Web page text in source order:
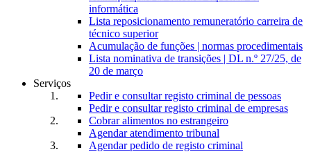
informática
Lista reposicionamento remuneratório carreira de
técnico superior
Acumulação de funções | normas procedimentais
Lista nominativa de transições | DL n.º 27/25, de
20 de março
Serviços
Pedir e consultar registo criminal de pessoas
Pedir e consultar registo criminal de empresas
Cobrar alimentos no estrangeiro
Agendar atendimento tribunal
Agendar pedido de registo criminal